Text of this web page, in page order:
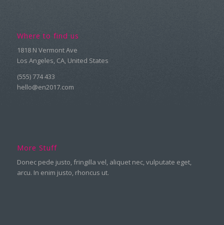
Where to find us
1818 N Vermont Ave
Los Angeles, CA, United States
(555) 774 433
hello@en2017.com
More Stuff
Donec pede justo, fringilla vel, aliquet nec, vulputate eget,
arcu. In enim justo, rhoncus ut.